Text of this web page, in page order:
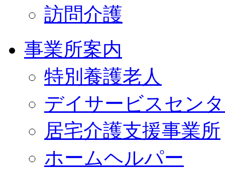
訪問介護
事業所案内
特別養護老人
デイサービスセン
居宅介護支援事業所
ホームヘルパー